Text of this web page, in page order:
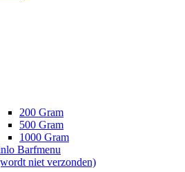
200 Gram
500 Gram
1000 Gram
Barfmenu
niet verzonden)